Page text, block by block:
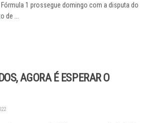
1 prossegue domingo com a disputa do
de ...
AGORA É ESPERAR O